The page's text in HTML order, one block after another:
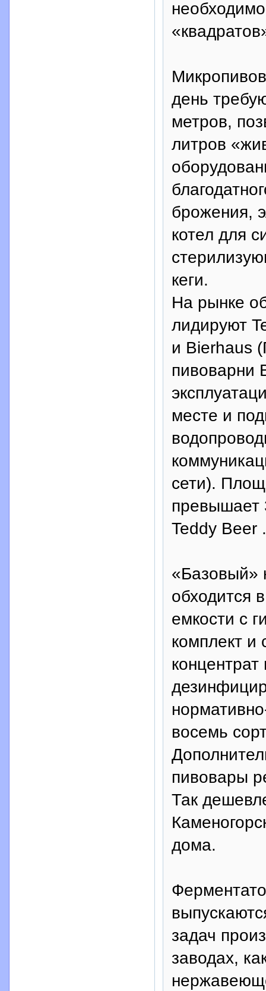
день
метров,
литров
брожения,
котел для
кеги.
На рынке
лидируют
и Bierhaus
пивоварни
месте и
сети).
превышает
Teddy Beer .
«Базовый»
обходится
емкости с
комплект
восемь
пивовары
Так
дома.
задач
заводах,